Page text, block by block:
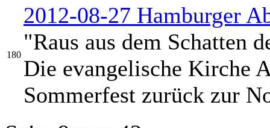
180
2012-08-27 Hamburger
"Raus aus dem Schatten
Die evangelische Kirche
Sommerfest zurück zur